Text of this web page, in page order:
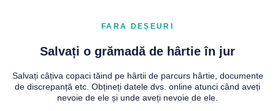
FARA DEȘEURI
Salvați o grămadă de hârtie în jur
Salvați câțiva copaci tăind pe hârtii de parcurs hârtie, documente
de discrepanță etc. Obțineți datele dvs. online atunci când aveți
nevoie de ele și unde aveți nevoie de ele.